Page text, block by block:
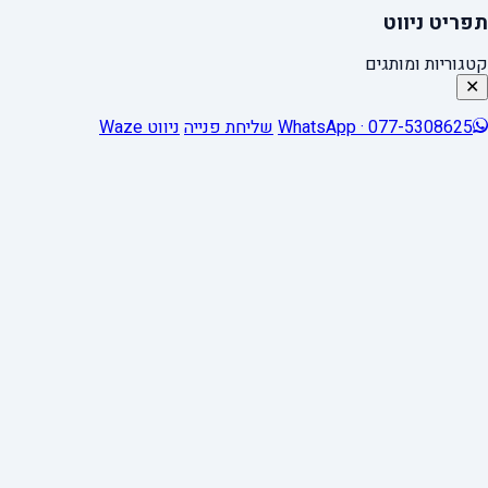
תפריט ניווט
קטגוריות ומותגים
✕
WhatsApp · 077-5308625שליחת פנייהניווט Waze